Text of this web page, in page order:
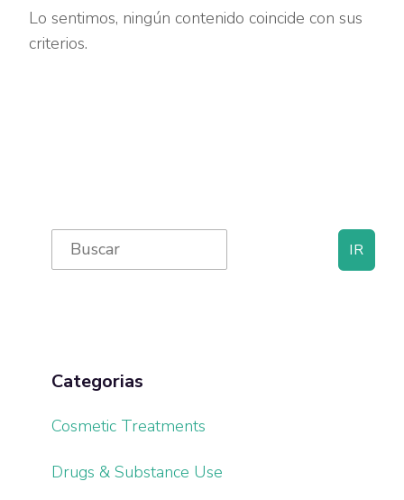
Lo sentimos, ningún contenido coincide con sus
criterios.
Primary
Sidebar
Search
for:
Categorias
Cosmetic Treatments
Drugs & Substance Use